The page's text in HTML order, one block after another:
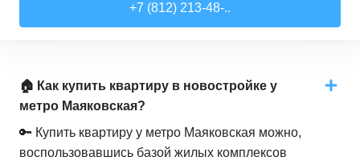
+7 (812) 213-48-..
🏠 Как купить квартиру в новостройке у
метро Маяковская?
🔑 Купить квартиру у метро Маяковская можно,
воспользовавшись базой жилых комплексов